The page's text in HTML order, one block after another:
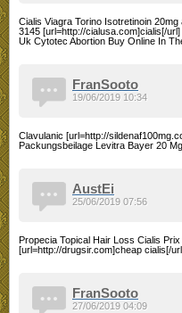
Cialis Viagra Torino Isotretinoin
3145 [url=http://cialusa.com]cialis[/
Uk Cytotec Abortion Buy Online In
FranSooto
Clavulanic [url=http://
Packungsbeilage Levitra Bayer 20
19/06/2019 10:34
AustEi
Propecia Topical Hair Loss Cialis
[url=http://drugsir.com]cheap cialis[/
25/06/2019 07:56
FranSooto
27/06/2019 04:09